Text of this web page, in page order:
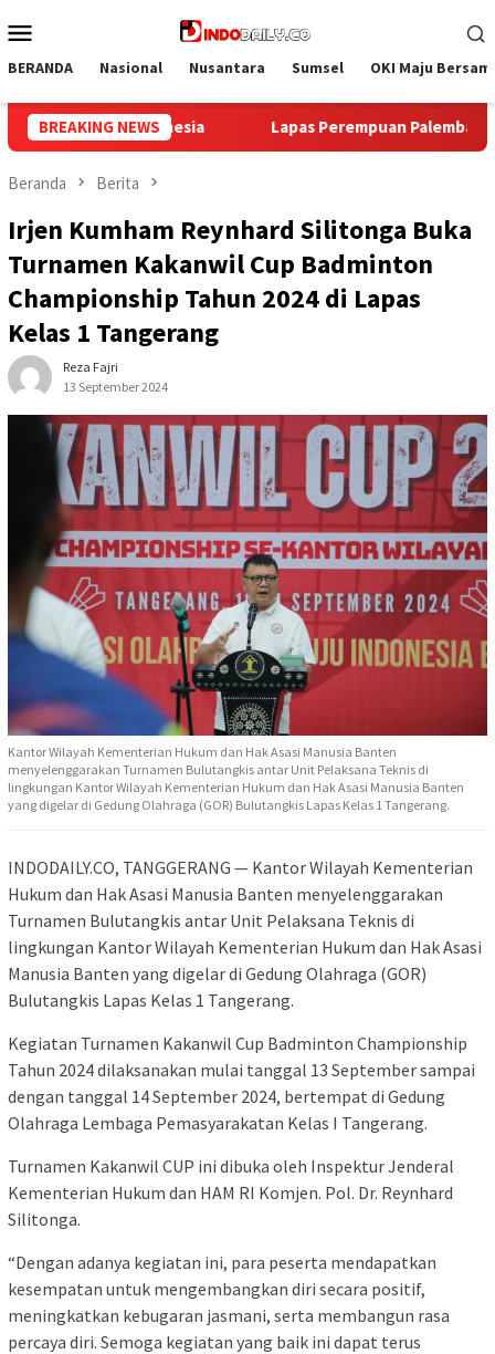
ke
Mobile
BERANDA Nasional Nusantara Sumsel OKI Maju
BREAKING NEWS
Palembang Gelar Aksi Bersih Kemerdekaan, Kobarkan
Beranda Berita
Irjen Kumham Reynhard Silitonga Buka
Turnamen Kakanwil Cup Badminton
Championship Tahun 2024 di Lapas
Kelas 1 Tangerang
Reza Fajri
13 September 2024
Kantor Wilayah Kementerian Hukum dan Hak Asasi Manusia Banten
menyelenggarakan Turnamen Bulutangkis antar Unit Pelaksana Teknis di
lingkungan Kantor Wilayah Kementerian Hukum dan Hak Asasi Manusia Banten
yang digelar di Gedung Olahraga (GOR) Bulutangkis Lapas Kelas 1 Tangerang.
INDODAILY.CO, TANGGERANG — Kantor Wilayah Kementerian
Hukum dan Hak Asasi Manusia Banten menyelenggarakan
Turnamen Bulutangkis antar Unit Pelaksana Teknis di
lingkungan Kantor Wilayah Kementerian Hukum dan Hak Asasi
Manusia Banten yang digelar di Gedung Olahraga (GOR)
Bulutangkis Lapas Kelas 1 Tangerang.
Kegiatan Turnamen Kakanwil Cup Badminton Championship
Tahun 2024 dilaksanakan mulai tanggal 13 September sampai
dengan tanggal 14 September 2024, bertempat di Gedung
Olahraga Lembaga Pemasyarakatan Kelas I Tangerang.
Turnamen Kakanwil CUP ini dibuka oleh Inspektur Jenderal
Kementerian Hukum dan HAM RI Komjen. Pol. Dr. Reynhard
Silitonga.
“Dengan adanya kegiatan ini, para peserta mendapatkan
kesempatan untuk mengembangkan diri secara positif,
meningkatkan kebugaran jasmani, serta membangun rasa
percaya diri. Semoga kegiatan yang baik ini dapat terus